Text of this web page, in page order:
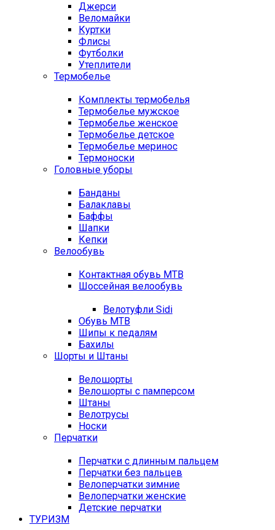
Джерси
Веломайки
Куртки
Флисы
Футболки
Утеплители
Термобелье
Комплекты термобелья
Термобелье мужское
Термобелье женское
Термобелье детское
Термобелье меринос
Термоноски
Головные уборы
Банданы
Балаклавы
Баффы
Шапки
Кепки
Велообувь
Контактная обувь MTB
Шоссейная велообувь
Велотуфли Sidi
Обувь MTB
Шипы к педалям
Бахилы
Шорты и Штаны
Велошорты
Велошорты с памперсом
Штаны
Велотрусы
Носки
Перчатки
Перчатки с длинным пальцем
Перчатки без пальцев
Велоперчатки зимние
Велоперчатки женские
Детские перчатки
ТУРИЗМ